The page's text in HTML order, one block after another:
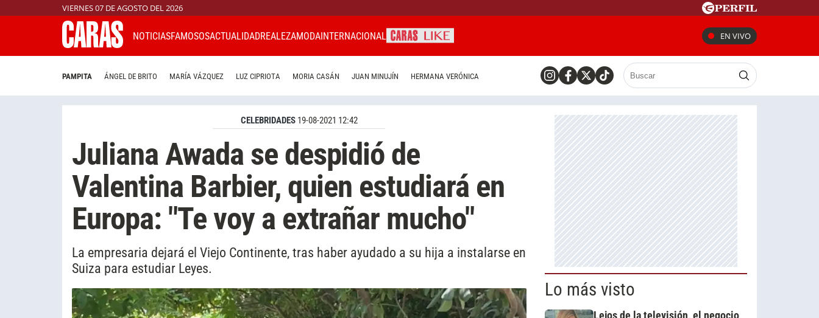
VIERNES 07 DE AGOSTO DEL 2026
NOTICIASFAMOSOSACTUALIDADREALEZAMODAINTERNACIONAL EN VIVO
PAMPITA ÁNGEL DE BRITO MARÍA VÁZQUEZ LUZ CIPRIOTA MORIA CASÁN JUAN MINUJÍN HERMANA VERÓNICA
CELEBRIDADES 19-08-2021 12:42
Juliana Awada se despidió de
Valentina Barbier, quien estudiará en
Europa: "Te voy a extrañar mucho"
La empresaria dejará el Viejo Continente, tras haber ayudado a su hija a instalarse en
Suiza para estudiar Leyes.
Lo más visto
Lejos de la televisión, el negocio